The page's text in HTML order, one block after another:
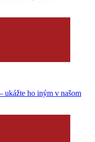
ukážte ho iným v našom